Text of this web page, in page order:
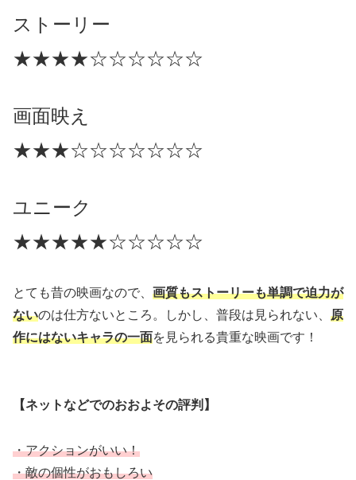
ストーリー
★★★★☆☆☆☆☆☆
画面映え
★★★☆☆☆☆☆☆☆
ユニーク
★★★★★☆☆☆☆☆
とても昔の映画なので、 画質もストーリーも単調で迫力が
ないのは仕方ないところ。しかし、普段は見られない、 原
作にはないキャラの一面を見られる貴重な映画です！
【ネットなどでのおおよその評判】
・アクションがいい！
・敵の個性がおもしろい